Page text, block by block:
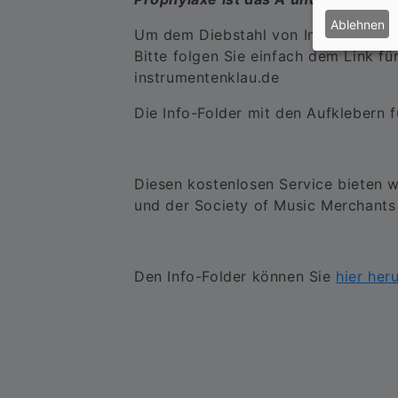
Um dem Diebstahl von
Bitte folgen Sie einfach dem Link
instrumentenklau.de
Die Info-Folder mit den Aufklebern
Diesen kostenlosen Service bieten
und der Society of Music Merchants
Den Info-Folder können Sie hier
Ablehnen